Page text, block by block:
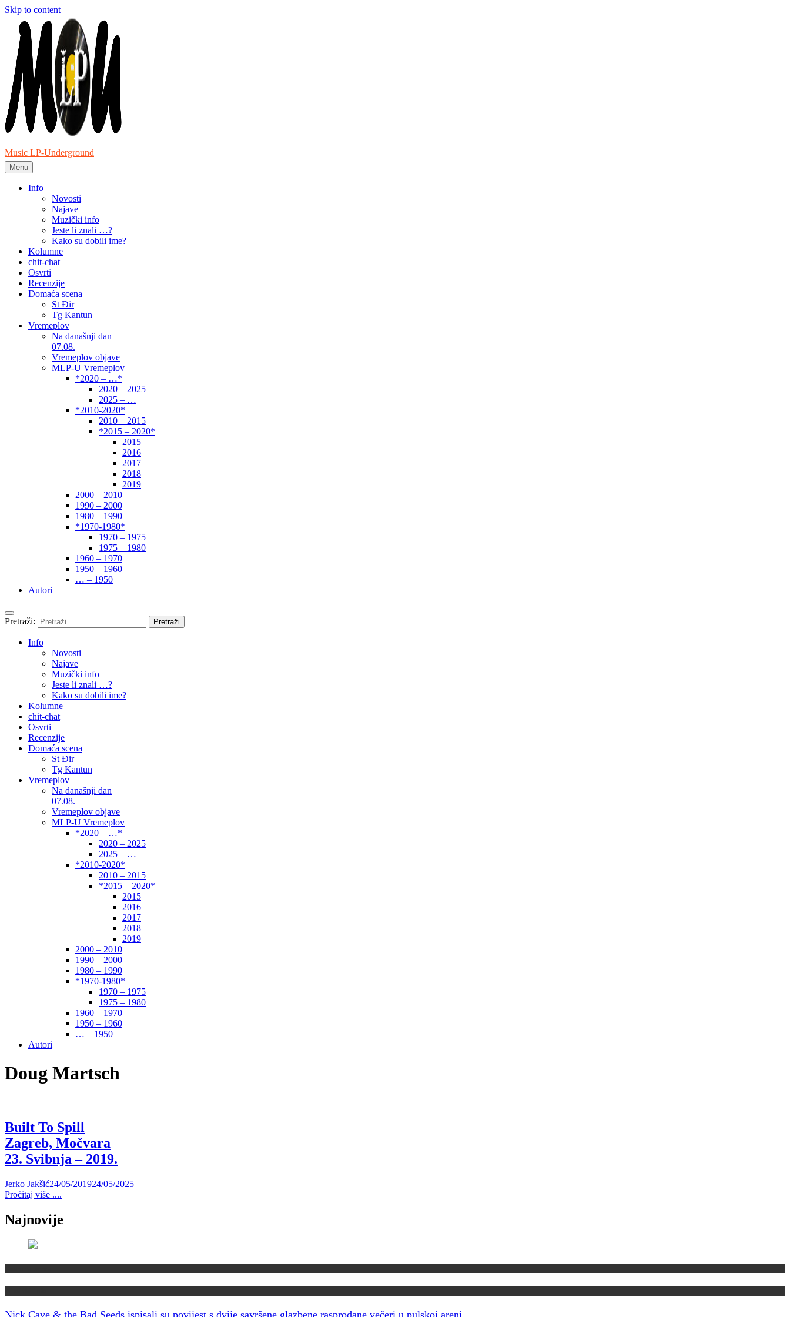
Skip to content
Music LP-Underground
samo muzika i …..
Menu
Info
Novosti
Najave
Muzički info
Jeste li znali …?
Kako su dobili ime?
Kolumne
chit-chat
Osvrti
Recenzije
Domaća scena
St Đir
Tg Kantun
Vremeplov
Na današnji dan
07.08.
Vremeplov objave
MLP-U Vremeplov
*2020 – …*
2020 – 2025
2025 – …
*2010-2020*
2010 – 2015
*2015 – 2020*
2015
2016
2017
2018
2019
2000 – 2010
1990 – 2000
1980 – 1990
*1970-1980*
1970 – 1975
1975 – 1980
1960 – 1970
1950 – 1960
… – 1950
Autori
Pretraži:
Info
Novosti
Najave
Muzički info
Jeste li znali …?
Kako su dobili ime?
Kolumne
chit-chat
Osvrti
Recenzije
Domaća scena
St Đir
Tg Kantun
Vremeplov
Na današnji dan
07.08.
Vremeplov objave
MLP-U Vremeplov
*2020 – …*
2020 – 2025
2025 – …
*2010-2020*
2010 – 2015
*2015 – 2020*
2015
2016
2017
2018
2019
2000 – 2010
1990 – 2000
1980 – 1990
*1970-1980*
1970 – 1975
1975 – 1980
1960 – 1970
1950 – 1960
… – 1950
Autori
Doug Martsch
Built To Spill
Zagreb, Močvara
23. Svibnja – 2019.
Jerko Jakšić24/05/201924/05/2025
Pročitaj više ....
Najnovije